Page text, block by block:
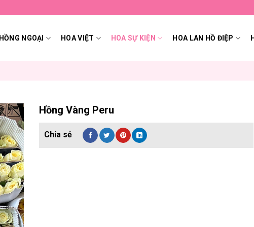
NGOẠI HOA VIỆT HOA SỰ KIỆN HOA LAN HỒ ĐIỆP
Hồng Vàng Peru